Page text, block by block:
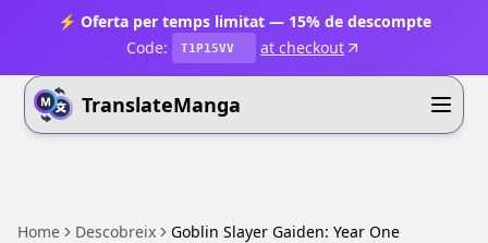
⚡ Oferta per temps limitat — 15% de descompte
Code:
T1P15VV at checkout
TranslateManga
Home Descobreix Goblin Slayer Gaiden: Year One